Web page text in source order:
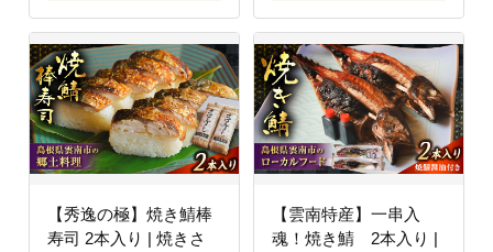
【秀逸の極】焼き鯖棒
寿司 2本入り | 焼きさ
【雲南特産】一串入
魂！焼き鯖 2本入り |